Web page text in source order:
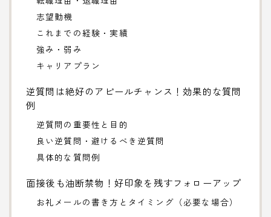
志望動機
これまでの経験・実績
強み・弱み
キャリアプラン
逆質問は絶好のアピールチャンス！効果的な質問
例
逆質問の重要性と目的
良い逆質問・避けるべき逆質問
具体的な質問例
面接後も油断禁物！好印象を残すフォローアップ
お礼メールの書き方とタイミング（必要な場合）